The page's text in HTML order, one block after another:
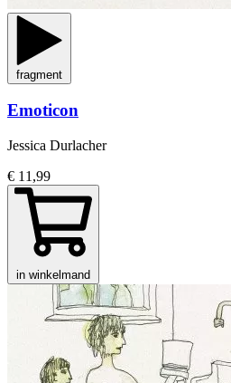
fragment
Emoticon
Jessica Durlacher
€ 11,99
in winkelmand